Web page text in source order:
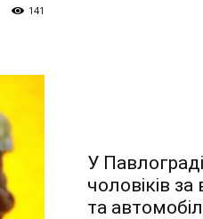
141
У
чоловіків
та